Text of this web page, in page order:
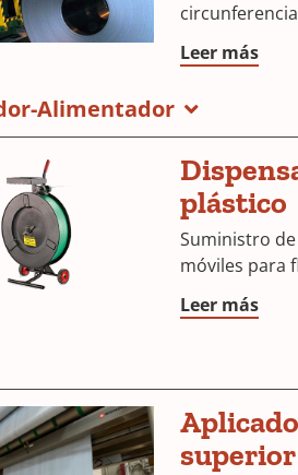
Leer más
Alimentador
plástico
Suministro
móviles para
Leer más
superior